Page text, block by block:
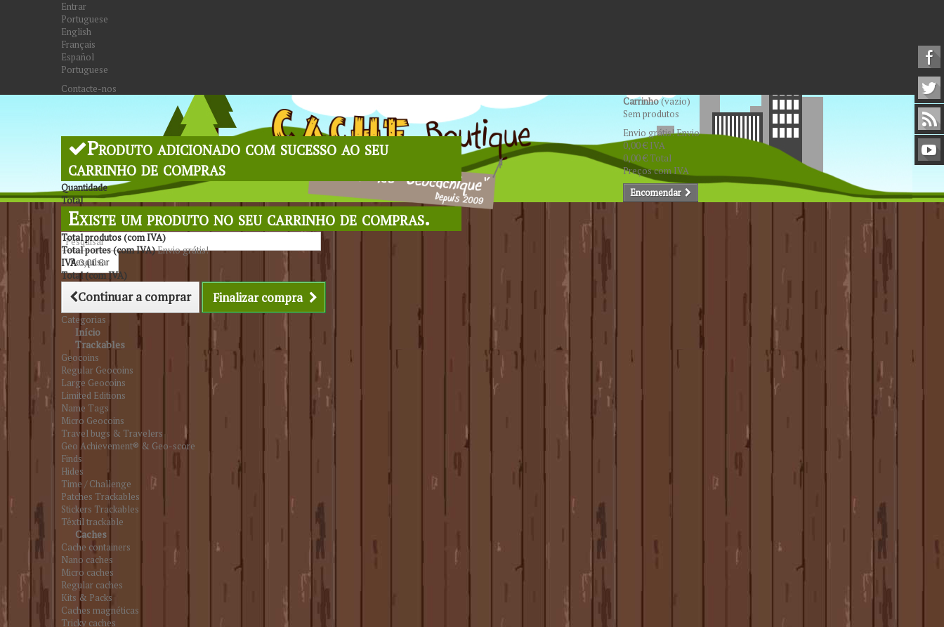
Entrar
Portuguese
English
Français
Español
Portuguese
Contacte-nos
Pesquisar
Carrinho(vazio)
Sem produtos
Envio grátis!Envio
0,00 € IVA
0,00 €Total
Preços com IVA
Encomendar
Produto adicionado com sucesso ao seu
carrinho de compras
Quantidade
Total
Existe um produto no seu carrinho de compras.
Total produtos (com IVA)
Total portes (com IVA)Envio grátis!
IVA0,00 €
Total (com IVA)
Continuar a comprar Finalizar compra
Categorias
Início
Trackables
Geocoins
Regular Geocoins
Large Geocoins
Limited Editions
Name Tags
Micro Geocoins
Travel bugs & Travelers
Geo Achievement® & Geo-score
Finds
Hides
Time / Challenge
Patches Trackables
Stickers Trackables
Têxtil trackable
Caches
Cache containers
Nano caches
Micro caches
Regular caches
Kits & Packs
Caches magnéticas
Tricky caches